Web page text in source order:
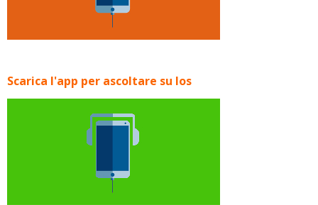
Scarica l'app per ascoltare su Ios